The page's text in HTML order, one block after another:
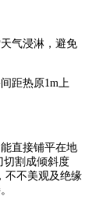
气浸淋，避免
距热原1m上
直接铺平在地
切割成倾斜度
不不美观及绝缘